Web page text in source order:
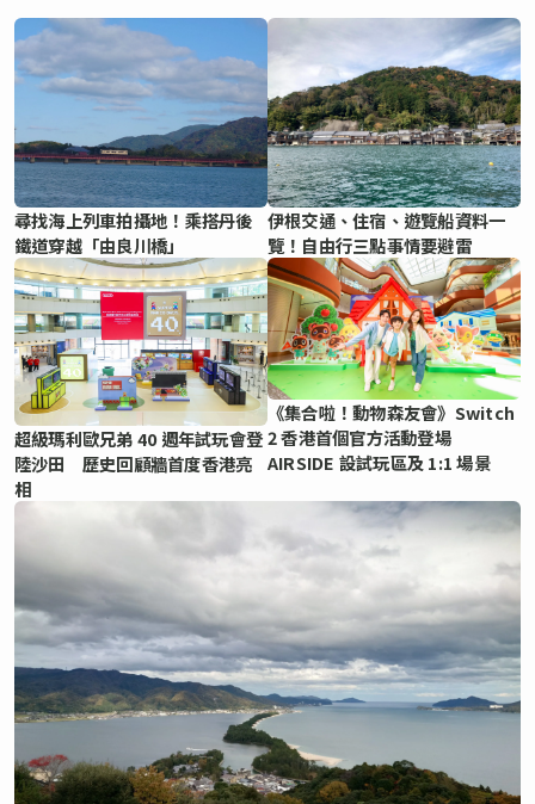
尋找海上列車拍攝地！乘搭丹後
鐵道穿越「由良川橋」
伊根交通、住宿、遊覽船資料一
覽！自由行三點事情要避雷
超級瑪利歐兄弟 40 週年試玩會登
陸沙田 歷史回顧牆首度香港亮
相
《集合啦！動物森友會》Switch
2 香港首個官方活動登場
AIRSIDE 設試玩區及 1:1 場景